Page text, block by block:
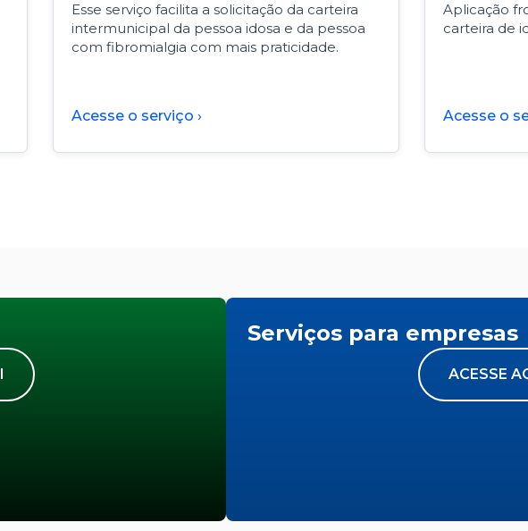
Esse serviço facilita a solicitação da carteira
intermunicipal da pessoa idosa e da pessoa
com fibromialgia com mais praticidade.
Acesse o serviço ›
Aplicação
carteira de
Acesse o
Serviços para empresas
ACESSE